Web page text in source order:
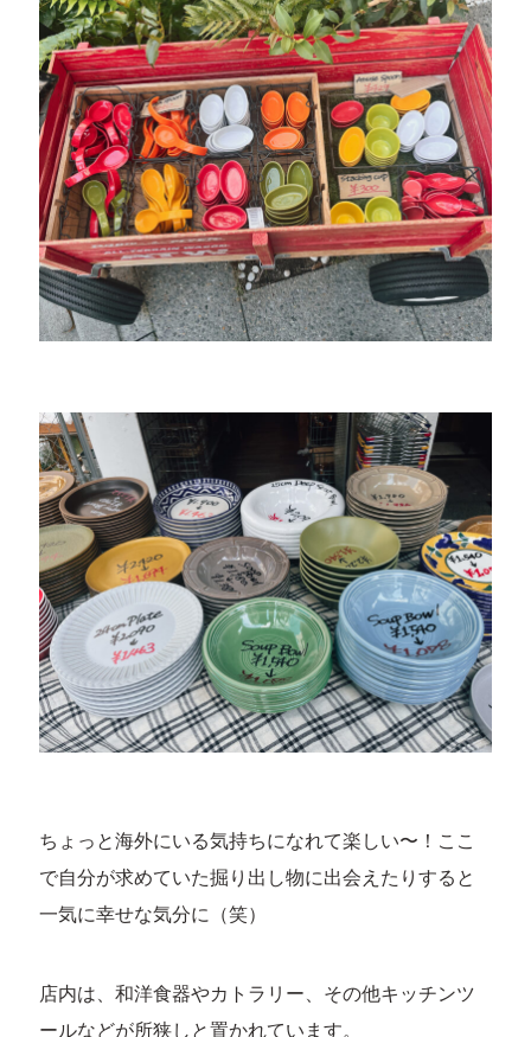
ちょっと海外にいる気持ちになれて楽しい〜！ここ
で自分が求めていた掘り出し物に出会えたりすると
一気に幸せな気分に（笑）
店内は、和洋食器やカトラリー、その他キッチンツ
ールなどが所狭しと置かれています。